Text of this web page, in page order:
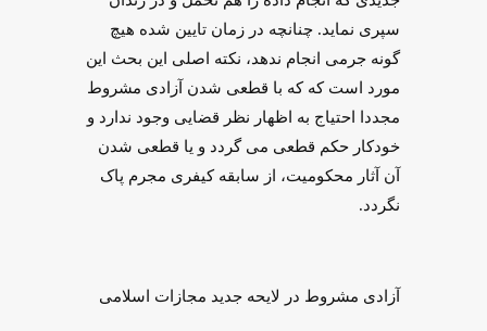
سپری نماید. چنانچه در زمان تایین شده هیچ
گونه جرمی انجام ندهد، نکته اصلی این بحث این
مورد است که که با قطعی شدن آزادی مشروط
مجددا احتیاج به اظهار نظر قضایی وجود ندارد و
خودکار حکم قطعی می‌ گردد و یا قطعی شدن
آن آثار محکومیت، از سابقه کیفری مجرم پاک
نگردد.
آزادی مشروط در لایحه جدید مجازات اسلامی